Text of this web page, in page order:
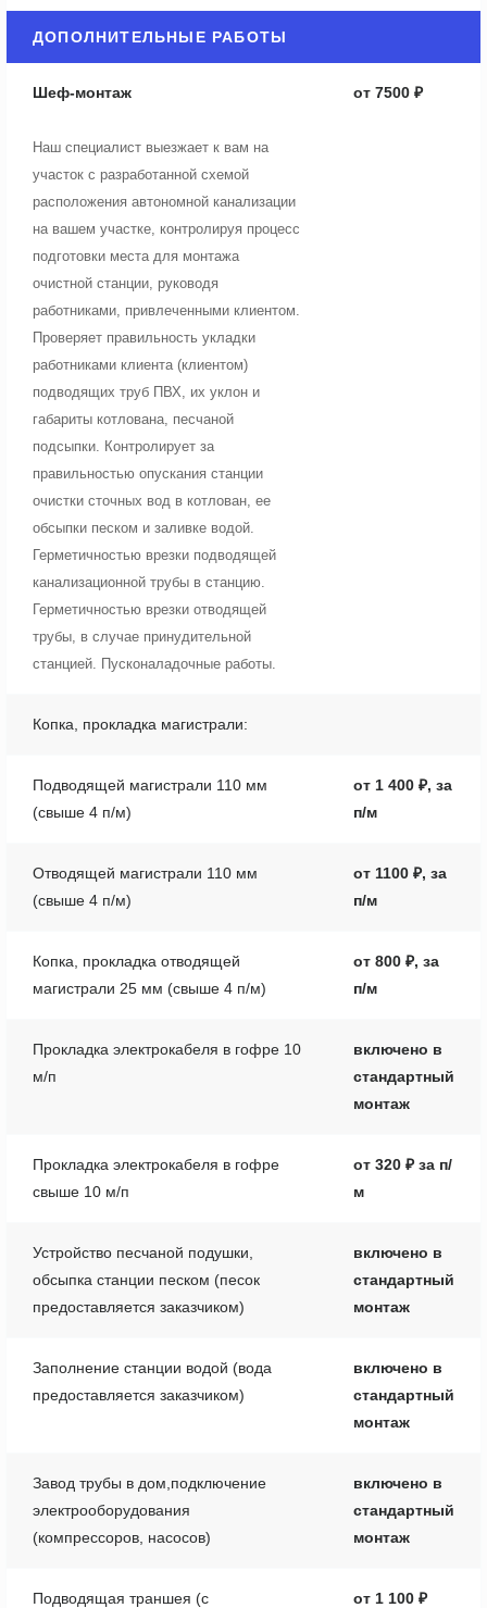
ДОПОЛНИТЕЛЬНЫЕ РАБОТЫ
Шеф-монтаж
Наш специалист выезжает к вам на
участок с разработанной схемой
расположения автономной канализации
на вашем участке, контролируя процесс
подготовки места для монтажа
очистной станции, руководя
работниками, привлеченными клиентом.
Проверяет правильность укладки
работниками клиента (клиентом)
подводящих труб ПВХ, их уклон и
габариты котлована, песчаной
подсыпки. Контролирует за
правильностью опускания станции
очистки сточных вод в котлован, ее
обсыпки песком и заливке водой.
Герметичностью врезки подводящей
канализационной трубы в станцию.
Герметичностью врезки отводящей
трубы, в случае принудительной
станцией. Пусконаладочные работы.
от 7500 ₽
Копка, прокладка магистрали:
Подводящей магистрали 110 мм
(свыше 4 п/м)
от 1 400 ₽, за
п/м
Отводящей магистрали 110 мм
(свыше 4 п/м)
от 1100 ₽, за
п/м
Копка, прокладка отводящей
магистрали 25 мм (свыше 4 п/м)
от 800 ₽, за
п/м
Прокладка электрокабеля в гофре 10
м/п
включено в
стандартный
монтаж
Прокладка электрокабеля в гофре
свыше 10 м/п
от 320 ₽ за п/
м
Устройство песчаной подушки,
обсыпка станции песком (песок
предоставляется заказчиком)
включено в
стандартный
монтаж
Заполнение станции водой (вода
предоставляется заказчиком)
включено в
стандартный
монтаж
Завод трубы в дом,подключение
электрооборудования
(компрессоров, насосов)
включено в
стандартный
монтаж
Подводящая траншея (с
от 1 100 ₽